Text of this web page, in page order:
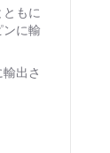
もに
に輸
出さ